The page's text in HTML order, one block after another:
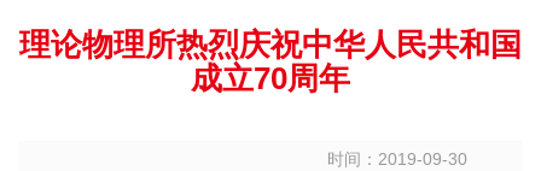
理论物理所热烈庆祝中华人民共和国
成立70周年
时间：2019-09-30